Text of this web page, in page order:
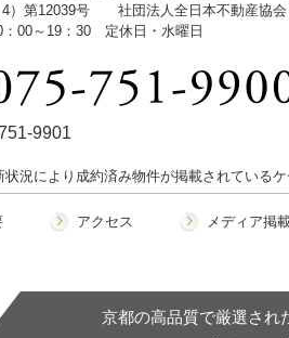
4）第12039号 社団法人全日本不動産協会
：00～19：30 定休日・水曜日
9901
状況により成約済み物件が掲載されている
アクセス メディア掲
京都の高品質で厳選され